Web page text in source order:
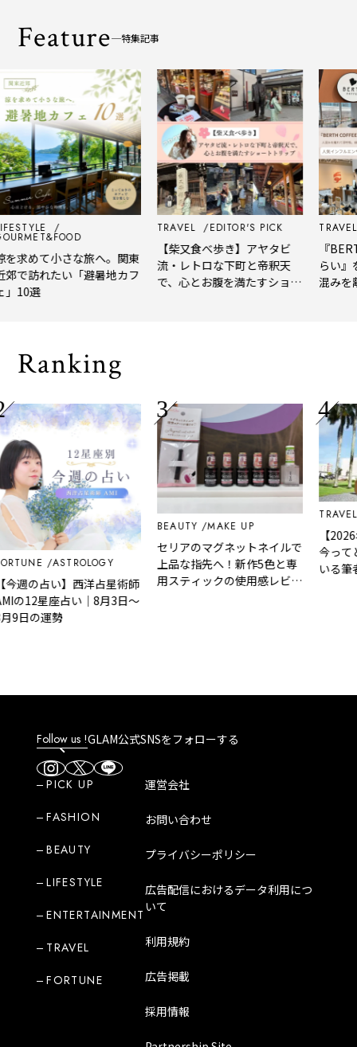
Feature 特集記事
求めて小さな旅へ。関東
で訪れたい「避暑地カフ
10選
TRAVEL EDITOR'S PICK
【柴又食べ歩き】アヤタビ
流・レトロな下町と帝釈天
で、心とお腹を満たすショー
TRAVEL
『
らい』
混みを
Ranking
ASTROLOGY
週の占い】西洋占星術師
12星座占い｜8月3日～
日の運勢
BEAUTY MAKE UP
セリアのマグネットネイルで
上品な指先へ！新作5色と専
用スティックの使用感レビュ
TRAVEL
【2026
今って
いる筆
Follow us !GLAM公式SNSをフォローする
PICK UP
FASHION
BEAUTY
LIFESTYLE
ENTERTAINMENT
TRAVEL
FORTUNE
運営会社
お問い合わせ
プライバシーポリシー
広告配信におけるデータ利用につ
いて
利用規約
広告掲載
採用情報